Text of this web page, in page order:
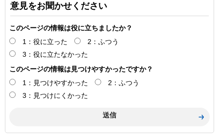
意見をお聞かせください
このページの情報は役に立ちましたか？
1：役に立った
2：ふつう
3：役に立たなかった
このページの情報は見つけやすかったですか？
1：見つけやすかった
2：ふつう
3：見つけにくかった